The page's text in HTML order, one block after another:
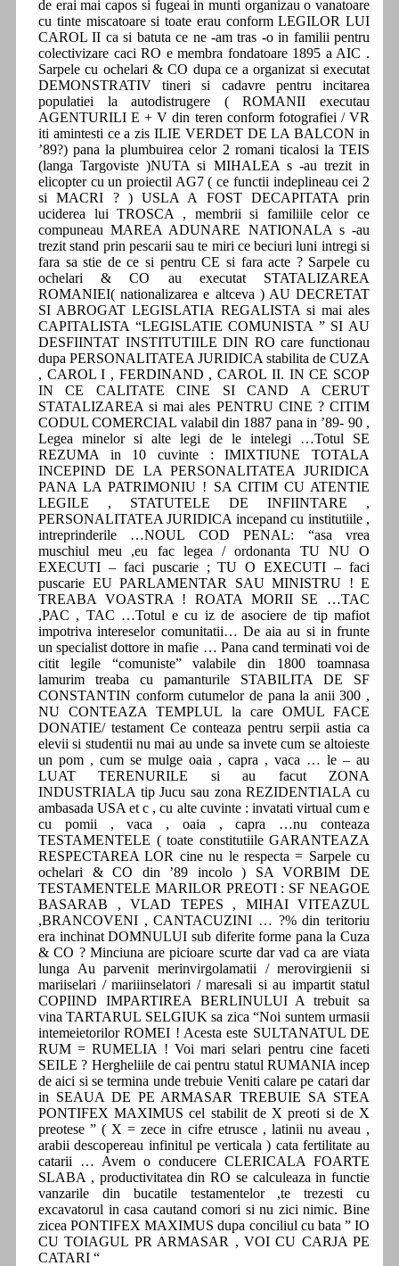
de erai mai capos si fugeai in munti organizau o vanatoare
cu tinte miscatoare si toate erau conform LEGILOR LUI
CAROL II ca si batuta ce ne -am tras -o in familii pentru
colectivizare caci RO e membra fondatoare 1895 a AIC .
Sarpele cu ochelari & CO dupa ce a organizat si executat
DEMONSTRATIV tineri si cadavre pentru incitarea
populatiei la autodistrugere ( ROMANII executau
AGENTURILI E + V din teren conform fotografiei / VR
iti amintesti ce a zis ILIE VERDET DE LA BALCON in
’89?) pana la plumbuirea celor 2 romani ticalosi la TEIS
(langa Targoviste )NUTA si MIHALEA s -au trezit in
elicopter cu un proiectil AG7 ( ce functii indeplineau cei 2
si MACRI ? ) USLA A FOST DECAPITATA prin
uciderea lui TROSCA , membrii si familiile celor ce
compuneau MAREA ADUNARE NATIONALA s -au
trezit stand prin pescarii sau te miri ce beciuri luni intregi si
fara sa stie de ce si pentru CE si fara acte ? Sarpele cu
ochelari & CO au executat STATALIZAREA
ROMANIEI( nationalizarea e altceva ) AU DECRETAT
SI ABROGAT LEGISLATIA REGALISTA si mai ales
CAPITALISTA “LEGISLATIE COMUNISTA ” SI AU
DESFIINTAT INSTITUTIILE DIN RO care functionau
dupa PERSONALITATEA JURIDICA stabilita de CUZA
, CAROL I , FERDINAND , CAROL II. IN CE SCOP
IN CE CALITATE CINE SI CAND A CERUT
STATALIZAREA si mai ales PENTRU CINE ? CITIM
CODUL COMERCIAL valabil din 1887 pana in ’89- 90 ,
Legea minelor si alte legi de le intelegi …Totul SE
REZUMA in 10 cuvinte : IMIXTIUNE TOTALA
INCEPIND DE LA PERSONALITATEA JURIDICA
PANA LA PATRIMONIU ! SA CITIM CU ATENTIE
LEGILE , STATUTELE DE INFIINTARE ,
PERSONALITATEA JURIDICA incepand cu institutiile ,
intreprinderile …NOUL COD PENAL: “asa vrea
muschiul meu ,eu fac legea / ordonanta TU NU O
EXECUTI – faci puscarie ; TU O EXECUTI – faci
puscarie EU PARLAMENTAR SAU MINISTRU ! E
TREABA VOASTRA ! ROATA MORII SE …TAC
,PAC , TAC …Totul e cu iz de asociere de tip mafiot
impotriva intereselor comunitatii… De aia au si in frunte
un specialist dottore in mafie … Pana cand terminati voi de
citit legile “comuniste” valabile din 1800 toamnasa
lamurim treaba cu pamanturile STABILITA DE SF
CONSTANTIN conform cutumelor de pana la anii 300 ,
NU CONTEAZA TEMPLUL la care OMUL FACE
DONATIE/ testament Ce conteaza pentru serpii astia ca
elevii si studentii nu mai au unde sa invete cum se altoieste
un pom , cum se mulge oaia , capra , vaca … le – au
LUAT TERENURILE si au facut ZONA
INDUSTRIALA tip Jucu sau zona REZIDENTIALA cu
ambasada USA et c , cu alte cuvinte : invatati virtual cum e
cu pomii , vaca , oaia , capra …nu conteaza
TESTAMENTELE ( toate constitutiile GARANTEAZA
RESPECTAREA LOR cine nu le respecta = Sarpele cu
ochelari & CO din ’89 incolo ) SA VORBIM DE
TESTAMENTELE MARILOR PREOTI : SF NEAGOE
BASARAB , VLAD TEPES , MIHAI VITEAZUL
,BRANCOVENI , CANTACUZINI … ?% din teritoriu
era inchinat DOMNULUI sub diferite forme pana la Cuza
& CO ? Minciuna are picioare scurte dar vad ca are viata
lunga Au parvenit merinvirgolamatii / merovirgienii si
mariiselari / mariiinselatori / maresali si au impartit statul
COPIIND IMPARTIREA BERLINULUI A trebuit sa
vina TARTARUL SELGIUK sa zica “Noi suntem urmasii
intemeietorilor ROMEI ! Acesta este SULTANATUL DE
RUM = RUMELIA ! Voi mari selari pentru cine faceti
SEILE ? Hergheliile de cai pentru statul RUMANIA incep
de aici si se termina unde trebuie Veniti calare pe catari dar
in SEAUA DE PE ARMASAR TREBUIE SA STEA
PONTIFEX MAXIMUS cel stabilit de X preoti si de X
preotese ” ( X = zece in cifre etrusce , latinii nu aveau ,
arabii descopereau infinitul pe verticala ) cata fertilitate au
catarii … Avem o conducere CLERICALA FOARTE
SLABA , productivitatea din RO se calculeaza in functie
vanzarile din bucatile testamentelor ,te trezesti cu
excavatorul in casa cautand comori si nu zici nimic. Bine
zicea PONTIFEX MAXIMUS dupa conciliul cu bata ” IO
CU TOIAGUL PR ARMASAR , VOI CU CARJA PE
CATARI “